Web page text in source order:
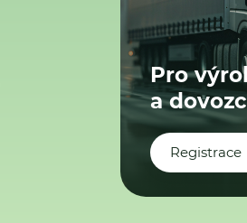
Pro
a
Registrace